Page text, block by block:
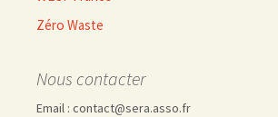
Zéro Waste
Nous contacter
Email : contact@sera.asso.fr